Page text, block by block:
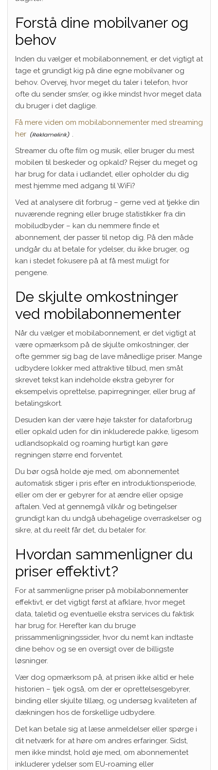
Forstå dine mobilvaner og
behov
Inden du vælger et mobilabonnement, er det vigtigt at
tage et grundigt kig på dine egne mobilvaner og
behov. Overvej, hvor meget du taler i telefon, hvor
ofte du sender sms’er, og ikke mindst hvor meget data
du bruger i det daglige.
Få mere viden om mobilabonnementer med streaming
her
.
Streamer du ofte film og musik, eller bruger du mest
mobilen til beskeder og opkald? Rejser du meget og
har brug for data i udlandet, eller opholder du dig
mest hjemme med adgang til WiFi?
Ved at analysere dit forbrug – gerne ved at tjekke din
nuværende regning eller bruge statistikker fra din
mobiludbyder – kan du nemmere finde et
abonnement, der passer til netop dig. På den måde
undgår du at betale for ydelser, du ikke bruger, og
kan i stedet fokusere på at få mest muligt for
pengene.
De skjulte omkostninger
ved mobilabonnementer
Når du vælger et mobilabonnement, er det vigtigt at
være opmærksom på de skjulte omkostninger, der
ofte gemmer sig bag de lave månedlige priser. Mange
udbydere lokker med attraktive tilbud, men småt
skrevet tekst kan indeholde ekstra gebyrer for
eksempelvis oprettelse, papirregninger, eller brug af
betalingskort.
Desuden kan der være høje takster for dataforbrug
eller opkald uden for din inkluderede pakke, ligesom
udlandsopkald og roaming hurtigt kan gøre
regningen større end forventet.
Du bør også holde øje med, om abonnementet
automatisk stiger i pris efter en introduktionsperiode,
eller om der er gebyrer for at ændre eller opsige
aftalen. Ved at gennemgå vilkår og betingelser
grundigt kan du undgå ubehagelige overraskelser og
sikre, at du reelt får det, du betaler for.
Hvordan sammenligner du
priser effektivt?
For at sammenligne priser på mobilabonnementer
effektivt, er det vigtigt først at afklare, hvor meget
data, taletid og eventuelle ekstra services du faktisk
har brug for. Herefter kan du bruge
prissammenligningssider, hvor du nemt kan indtaste
dine behov og se en oversigt over de billigste
løsninger.
Vær dog opmærksom på, at prisen ikke altid er hele
historien – tjek også, om der er oprettelsesgebyrer,
binding eller skjulte tillæg, og undersøg kvaliteten af
dækningen hos de forskellige udbydere.
Det kan betale sig at læse anmeldelser eller spørge i
dit netværk for at høre om andres erfaringer. Sidst,
men ikke mindst, hold øje med, om abonnementet
inkluderer ydelser som EU-roaming eller